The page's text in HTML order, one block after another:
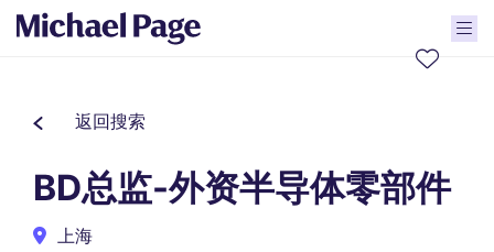
返回搜索
BD总监-外资半导体零部件
上海